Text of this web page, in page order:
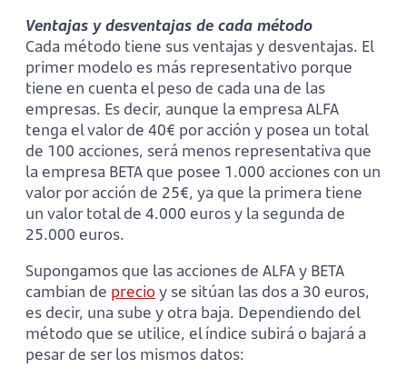
Ventajas y desventajas de cada método
Cada método tiene sus ventajas y desventajas. El
primer modelo es más representativo porque
tiene en cuenta el peso de cada una de las
empresas. Es decir, aunque la empresa ALFA
tenga el valor de 40€ por acción y posea un total
de 100 acciones, será menos representativa que
la empresa BETA que posee 1.000 acciones con un
valor por acción de 25€, ya que la primera tiene
un valor total de 4.000 euros y la segunda de
25.000 euros.
Supongamos que las acciones de ALFA y BETA
cambian de precioy se sitúan las dos a 30 euros,
es decir, una sube y otra baja. Dependiendo del
método que se utilice, el índice subirá o bajará a
pesar de ser los mismos datos: